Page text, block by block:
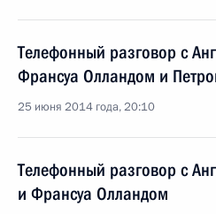
Телефонный разговор с
Франсуа Олландом и
25 июня 2014 года, 20:10
Телефонный разговор с
и Франсуа Олландом